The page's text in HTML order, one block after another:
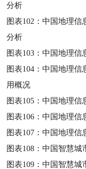
分析
图表102：中国地理信
分析
图表103：中国地理信
图表104：中国地理信
用概况
图表105：中国地理信
图表106：中国地理信
图表107：中国地理信
图表108：中国智慧城
图表109：中国智慧城